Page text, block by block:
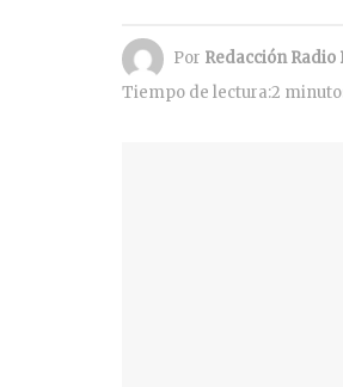
Por Redacción Radio
Tiempo de lectura:2